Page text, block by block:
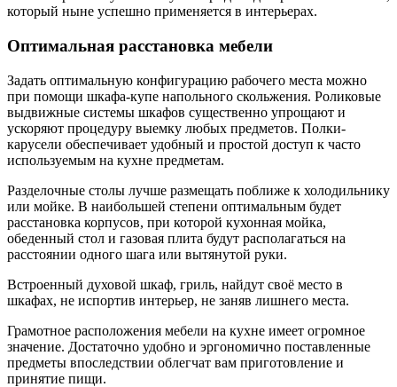
который ныне успешно применяется в интерьерах.
Оптимальная расстановка мебели
Задать оптимальную конфигурацию рабочего места можно
при помощи шкафа-купе напольного скольжения. Роликовые
выдвижные системы шкафов существенно упрощают и
ускоряют процедуру выемку любых предметов. Полки-
карусели обеспечивает удобный и простой доступ к часто
используемым на кухне предметам.
Разделочные столы лучше размещать поближе к холодильнику
или мойке. В наибольшей степени оптимальным будет
расстановка корпусов, при которой кухонная мойка,
обеденный стол и газовая плита будут располагаться на
расстоянии одного шага или вытянутой руки.
Встроенный духовой шкаф, гриль, найдут своё место в
шкафах, не испортив интерьер, не заняв лишнего места.
Грамотное расположения мебели на кухне имеет огромное
значение. Достаточно удобно и эргономично поставленные
предметы впоследствии облегчат вам приготовление и
принятие пищи.